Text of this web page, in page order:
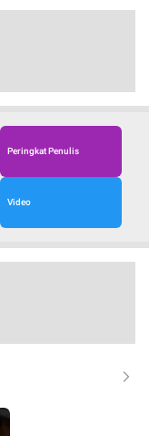
Peringkat Penulis
Video